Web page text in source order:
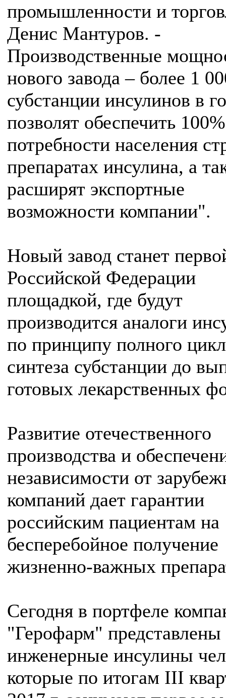
промышленности и
Денис Мантуров. -
Производственные
нового завода – более 1
субстанции инсулинов в
позволят обеспечить 100%
потребности населения
препаратах инсулина, а
расширят экспортные
возможности компании".
Новый завод станет
Российской Федерации
площадкой, где будут
производится аналоги
по принципу полного
синтеза субстанции до
готовых лекарственных
Развитие отечественного
производства и
независимости от
компаний дает гарантии
российским пациентам на
бесперебойное получение
жизненно-важных
Сегодня в портфеле
"Герофарм" представлены
инженерные инсулины
которые по итогам III